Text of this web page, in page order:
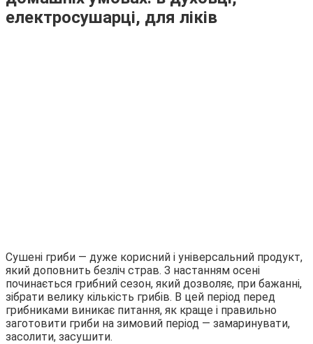
електросушарці, для ліків
Сушені гриби — дуже корисний і універсальний продукт,
який доповнить безліч страв. З настанням осені
починається грибний сезон, який дозволяє, при бажанні,
зібрати велику кількість грибів. В цей період перед
грибниками виникає питання, як краще і правильно
заготовити гриби на зимовий період — замаринувати,
засолити, засушити.